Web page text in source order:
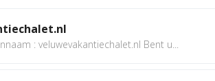
: veluwevakantiechalet.nl Bent u...